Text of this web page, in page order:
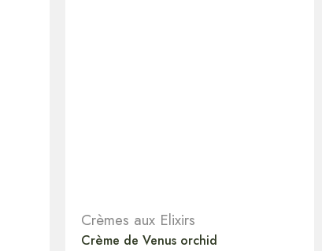
Crèmes aux Elixirs
Crème de Venus orchid